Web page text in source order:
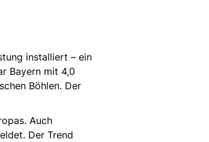
installiert – ein
Bayern mit 4,0
Böhlen. Der
Auch
Der Trend